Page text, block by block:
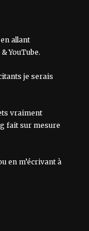
allant
&YouTube.
je serais
vraiment
fait sur mesure
en m’écrivant à